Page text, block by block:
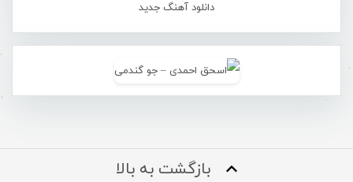
دانلود آهنگ جدید
بازگشت به بالا